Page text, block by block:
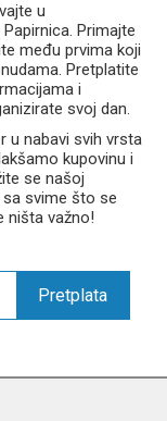
u
Primajte
među prvima koji
Pretplatite
i
svoj dan.
u nabavi svih vrsta
kupovinu i
se našoj
sa svime što se
ništa važno!
Pretplata